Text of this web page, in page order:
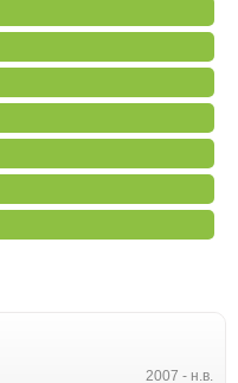
2007 - н.в.